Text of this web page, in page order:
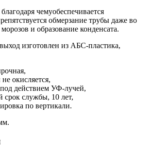
чемуобеспечивается
обмерзание трубы даже во
и образование конденсата.
изготовлен из АБС-пластика,
окисляется,
действием УФ-лучей,
срок службы, 10 лет,
по вертикали.